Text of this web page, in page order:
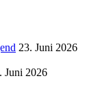
23. Juni 2026
Juni 2026